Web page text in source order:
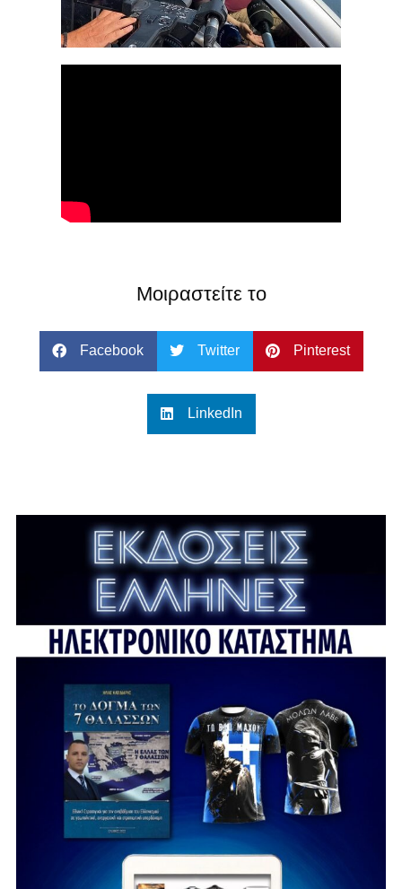
Μοιραστείτε το
Facebook Twitter Pinterest
LinkedIn